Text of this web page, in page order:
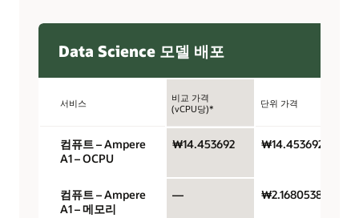
Data Science 모델 배포
서비스
비교 가격
(vCPU당)*
단위 가격
컴퓨트 – Ampere
A1 – OCPU
₩14.453692 ₩14.453692
컴퓨트 – Ampere
A1 – 메모리
— ₩2.1680538